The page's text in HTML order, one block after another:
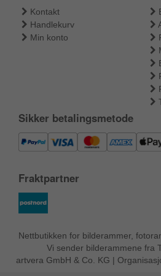
Kontakt
Handlekurv
Min konto
Sikker betalingsmetode
Fraktpartner
Nettbutikken for bilderammer,
Vi sender bilderammene fra
artvera GmbH & Co. KG |